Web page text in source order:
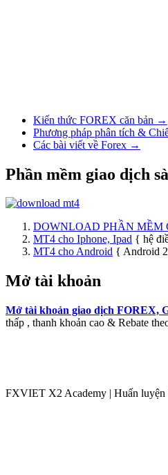
Kiến thức FOREX căn bản →
Phương pháp phân tích &
Các bài viết về Forex →
Phần mềm giao dịch
DOWNLOAD PHẦN MỀM
MT4 cho Iphone, Ipad { hệ
MT4 cho Android { Android
Mở tài khoản
Mở tài khoản giao dịch FOREX,
thấp , thanh khoản cao & Rebate
FXVIET X2 Academy | Huấn luyện